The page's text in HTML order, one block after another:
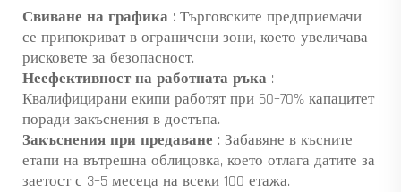
Свиване на графика : Търговските предприемачи
се припокриват в ограничени зони, което увеличава
рисковете за безопасност.
Неефективност на работната ръка :
Квалифицирани екипи работят при 60–70% капацитет
поради закъснения в достъпа.
Закъснения при предаване : Забавяне в късните
етапи на вътрешна облицовка, което отлага датите за
заетост с 3–5 месеца на всеки 100 етажа.